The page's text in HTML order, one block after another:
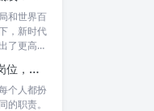
和世界百
，新时代
了更高要
深学细悟政绩观：立足岗位，争做新时代的实干先锋
个人都扮
的职责。